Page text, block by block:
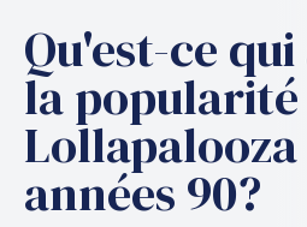
Qu'est-ce
la popularité
années 90?